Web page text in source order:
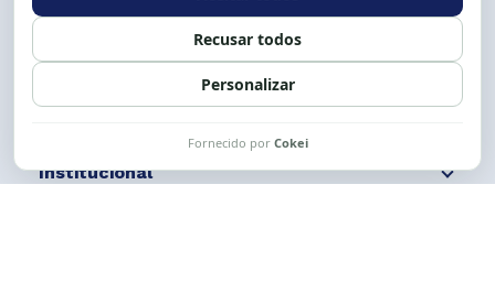
Siga nossas redes Fale conosco
Institucional